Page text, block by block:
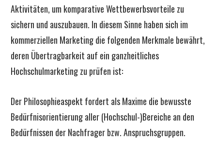
Aktivitäten, um komparative Wettbewerbsvorteile zu
sichern und auszubauen. In diesem Sinne haben sich im
kommerziellen Marketing die folgenden Merkmale bewährt,
deren Übertragbarkeit auf ein ganzheitliches
Hochschulmarketing zu prüfen ist:
Der Philosophieaspekt fordert als Maxime die bewusste
Bedürfnisorientierung aller (Hochschul-)Bereiche an den
Bedürfnissen der Nachfrager bzw. Anspruchsgruppen.